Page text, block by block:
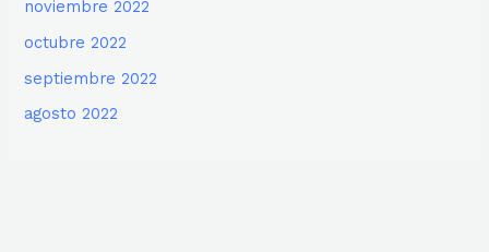
noviembre 2022
octubre 2022
septiembre 2022
agosto 2022